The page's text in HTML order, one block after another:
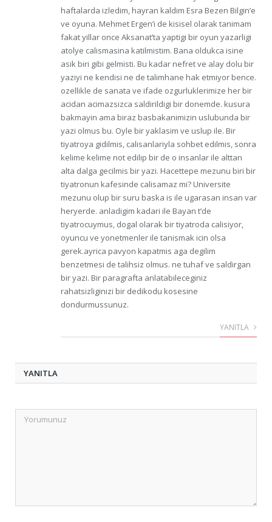
haftalarda izledim, hayran kaldim Esra Bezen Bilgin’e
ve oyuna. Mehmet Ergen’i de kisisel olarak tanimam
fakat yillar once Aksanat’ta yaptigi bir oyun yazarligi
atolye calismasina katilmistim. Bana oldukca isine
asik biri gibi gelmisti. Bu kadar nefret ve alay dolu bir
yaziyi ne kendisi ne de talimhane hak etmiyor bence.
ozellikle de sanata ve ifade ozgurluklerimize her bir
acidan acimazsizca saldirildigi bir donemde. kusura
bakmayin ama biraz basbakanimizin uslubunda bir
yazi olmus bu. Oyle bir yaklasim ve uslup ile. Bir
tiyatroya gidilmis, calisanlariyla sohbet edilmis, sonra
kelime kelime not edilip bir de o insanlar ile alttan
alta dalga gecilmis bir yazi. Hacettepe mezunu biri bir
tiyatronun kafesinde calisamaz mi? Universite
mezunu olup bir suru baska is ile ugarasan insan var
heryerde. anladigim kadari ile Bayan t’de
tiyatrocuymus, dogal olarak bir tiyatroda calisiyor,
oyuncu ve yonetmenler ile tanismak icin olsa
gerek.ayrica pavyon kapatmis aga degilim
benzetmesi de talihsiz olmus. ne tuhaf ve saldirgan
bir yazi. Bir paragrafta anlatabileceginiz
rahatsizliginizi bir dedikodu kosesine
dondurmussunuz.
YANITLA
YANITLA